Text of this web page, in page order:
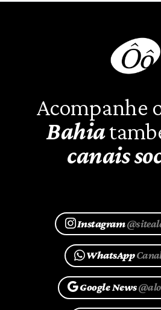
Acompanhe
Bahia
canais
Instagram
WhatsApp
Google News